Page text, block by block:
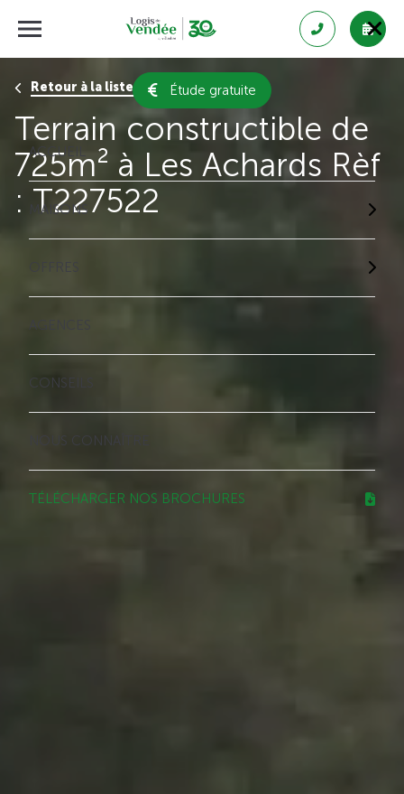
Étude gratuite
ACCUEIL
MAISONS
AGENCES
CONSEILS
NOUS CONNAÎTRE
TÉLÉCHARGER NOS BROCHURES
Retour à la liste des résultats
Terrain constructible de
725m² à Les Achards Rèf
: T227522